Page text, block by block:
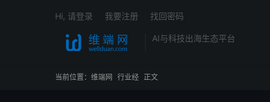
AI与科技出海生态平台
Hi, 请登录 我要注册 找回密码
当前位置： 维端网 行业经 正文